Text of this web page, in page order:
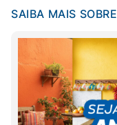
SAIBA MAIS SOBRE